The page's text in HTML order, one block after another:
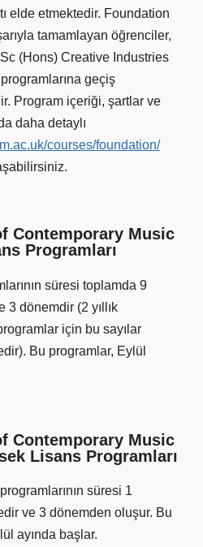
elde etmektedir. Foundation
tamamlayan öğrenciler,
(Hons) Creative Industries
geçiş
Program içeriği, şartlar ve
daha detaylı
courses/foundation/
Contemporary Music
Programları
süresi toplamda 9
3 dönemdir (2 yıllık
programlar için bu sayılar
Bu programlar, Eylül
Contemporary Music
Lisans Programları
süresi 1
ve 3 dönemden oluşur. Bu
ayında başlar.